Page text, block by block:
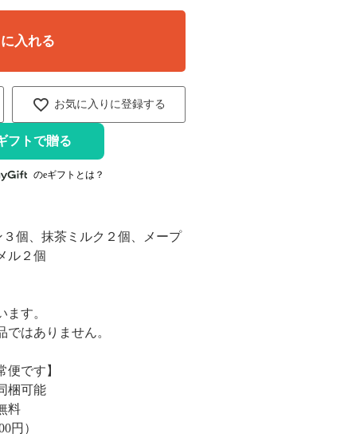
お気に入りに登録する
入れる
フトで贈る
のeギフトとは？
個、抹茶ミルク２個、メープ
ル２個
す。
はありません。
便です】
梱可能
料
円）